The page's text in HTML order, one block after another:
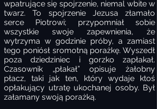
wpatrujące się spojrzenie, niemal wbite w
twarz. To spojrzenie Jezusa złamało
serce Piotrowi; przypomniał sobie
wszystkie swoje zapewnienia, że
wytrzyma w godzinie próby, a zamiast
tego poniósł sromotną porażkę. Wyszedł
poza dziedziniec i gorzko zapłakał.
Czasownik „płakał” opisuje żałobny
płacz, taki jak ten, który wydaje ktoś
opłakujący utratę ukochanej osoby. Był
załamany swoją porażką.